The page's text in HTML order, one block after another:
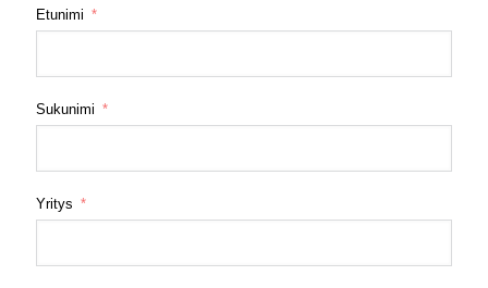
Etunimi
Sukunimi
Yritys